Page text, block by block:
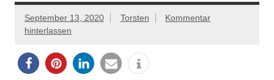
September 13, 2020 Torsten
Kommentar
hinterlassen